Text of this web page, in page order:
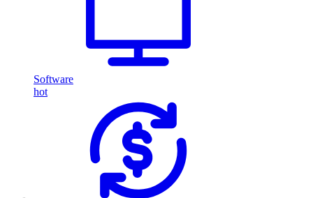
Software
hot